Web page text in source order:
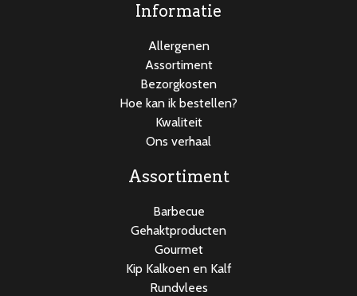
Informatie
Allergenen
Assortiment
Bezorgkosten
Hoe kan ik bestellen?
Kwaliteit
Ons verhaal
Assortiment
Barbecue
Gehaktproducten
Gourmet
Kip Kalkoen en Kalf
Rundvlees